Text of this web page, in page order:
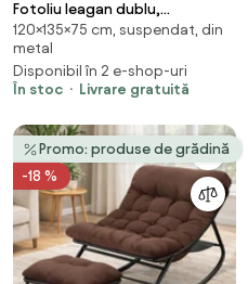
Fotoliu leagan dublu,
suspendat, cu perne moi,
rezistente la UV, împletitură tip
răchită, structură metalică,
pentru interior și exterior,
120×135×75 cm, suspendat, din
metal
Disponibil în 2 e-shop-uri
În stoc
Livrare gratuită
Promo: produse de grădină
-18 %